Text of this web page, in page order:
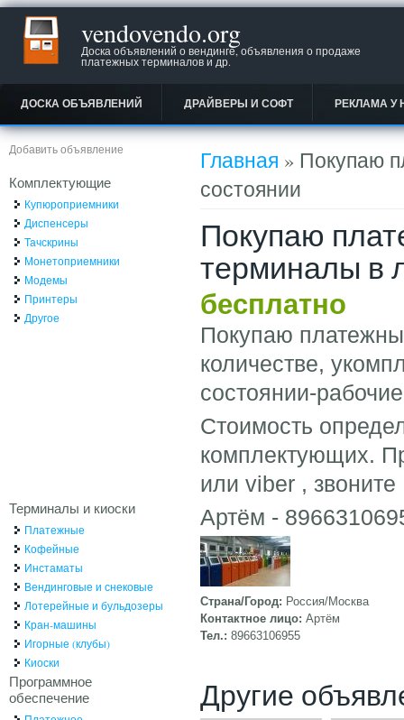
vendovendo.org
Доска объявлений о вендинге, объявления о продаже
платежных терминалов и др.
ДОСКА ОБЪЯВЛЕНИЙ ДРАЙВЕРЫ И СОФТ РЕКЛАМА У
Вы здесь
Главная » Покупаю
состоянии
Покупаю
терминалы в
бесплатно
Покупаю
количестве,
состоянии-
Стоимость
комплектующих.
или viber , звоните
Артём -
Страна/Город: Россия/Москва
Контактное лицо: Артём
Тел.: 89663106955
Другие
Добавить объявление
Комплектующие
Купюроприемники
Диспенсеры
Тачскрины
Монетоприемники
Модемы
Принтеры
Другое
Терминалы и киоски
Платежные
Кофейные
Инстаматы
Вендинговые и снековые
Лотерейные и бульдозеры
Кран-машины
Игорные (клубы)
Киоски
Программное
обеспечение